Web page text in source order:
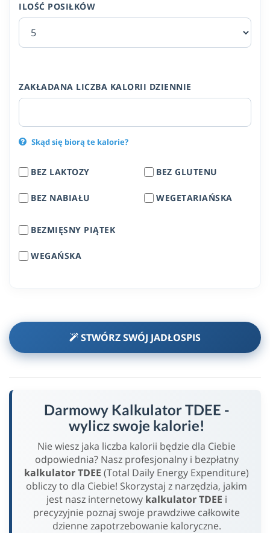
ILOŚĆ POSIŁKÓW
ZAKŁADANA LICZBA KALORII DZIENNIE
Skąd się biorą te kalorie?
BEZ LAKTOZY
BEZ NABIAŁU
BEZ GLUTENU
WEGETARIAŃSKA
BEZMIĘSNY PIĄTEK
WEGAŃSKA
STWÓRZ SWÓJ JADŁOSPIS
Darmowy Kalkulator TDEE -
wylicz swoje kalorie!
Nie wiesz jaka liczba kalorii będzie dla Ciebie
odpowiednia? Nasz profesjonalny i bezpłatny
kalkulator TDEE (Total Daily Energy Expenditure)
obliczy to dla Ciebie! Skorzystaj z narzędzia, jakim
jest nasz internetowy kalkulator TDEE i
precyzyjnie poznaj swoje prawdziwe całkowite
dzienne zapotrzebowanie kaloryczne.